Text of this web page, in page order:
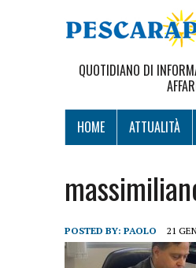
QUOTIDIANO DI
HOME ATTUALITÀ
POSTED BY: PAOLO 21